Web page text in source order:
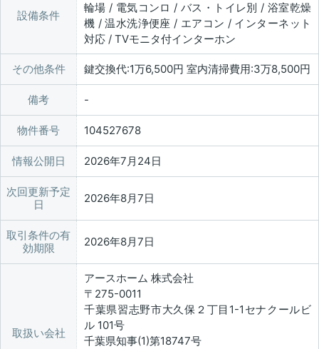
設備条件
輪場 / 電気コンロ / バス・トイレ別 / 浴室乾燥
機 / 温水洗浄便座 / エアコン / インターネット
対応 / TVモニタ付インターホン
その他条件 鍵交換代:1万6,500円 室内清掃費用:3万8,500円
備考
物件番号 104527678
情報公開日 2026年7月24日
次回更新予定
日
2026年8月7日
取引条件の有
効期限
2026年8月7日
取扱い会社
アースホーム 株式会社
〒275-0011
千葉県習志野市大久保２丁目1-1セナクールビ
ル 101号
千葉県知事(1)第18747号